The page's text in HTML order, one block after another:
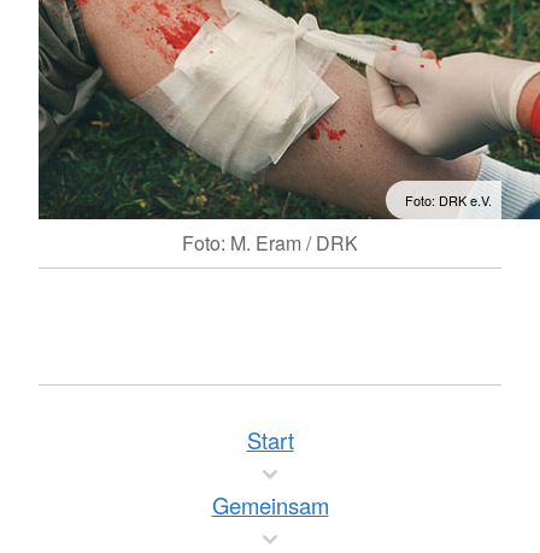
Foto: DRK e.V.
Foto: M. Eram / DRK
Start
Gemeinsam